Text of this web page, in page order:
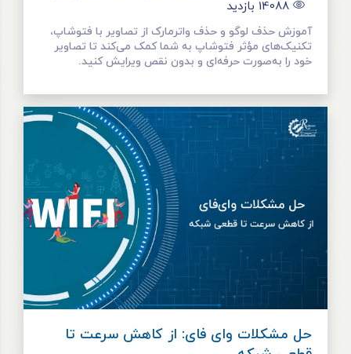
بازدید 14088
آموزش حذف لوگو و حذف واترمارک از تصاویر با فتوشاپ،
تکنیک‌های مؤثر فتوشاپ به شما کمک می‌کند تا تصاویر
خود را به‌صورت حرفه‌ای و بدون نقص ویرایش کنید.
حل مشکلات وای فای: از کاهش سرعت تا